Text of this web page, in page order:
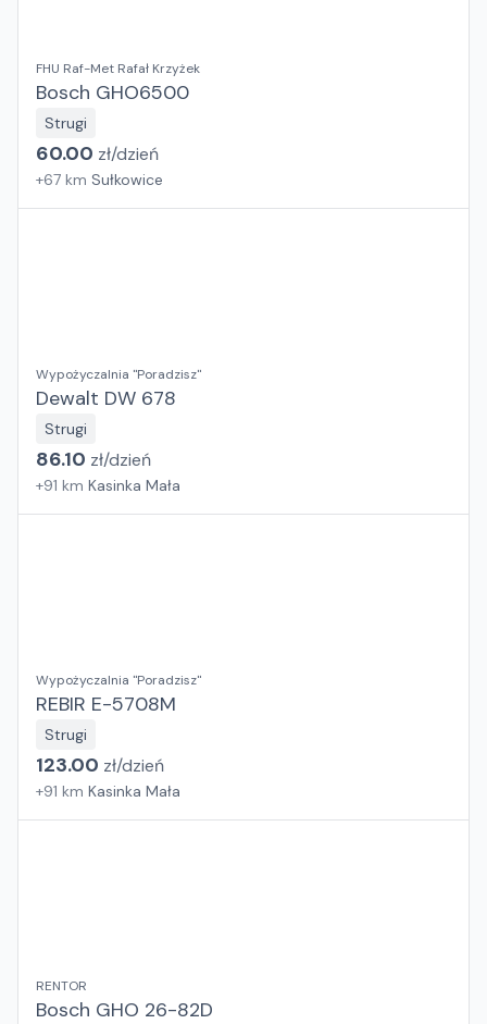
FHU Raf-Met Rafał Krzyżek
Bosch GHO6500
Strugi
60.00 zł/dzień
+67 km Sułkowice
Wypożyczalnia "Poradzisz"
Dewalt DW 678
Strugi
86.10 zł/dzień
+91 km Kasinka Mała
Wypożyczalnia "Poradzisz"
REBIR E-5708M
Strugi
123.00 zł/dzień
+91 km Kasinka Mała
RENTOR
Bosch GHO 26-82D